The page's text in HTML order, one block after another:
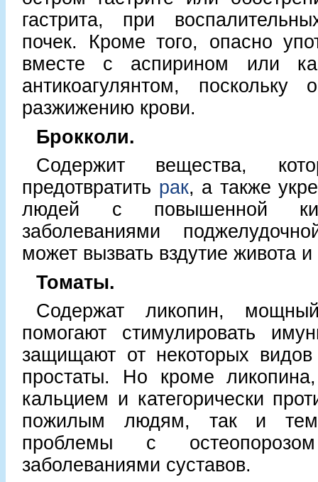
гастрита, при
почек. Кроме того, опасно
вместе с аспирином или
антикоагулянтом, поскольку
разжижению крови.
Брокколи.
Содержит вещества,
предотвратить рак, а также
людей с повышенной
заболеваниями
может вызвать вздутие живота и
Томаты.
Содержат ликопин, мощный
помогают стимулировать
защищают от некоторых
простаты. Но кроме
кальцием и категорически
пожилым людям, так и
проблемы с
заболеваниями суставов.